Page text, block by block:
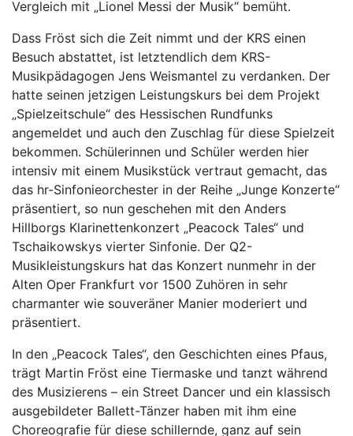
Vergleich mit „Lionel Messi der Musik“ bemüht.
Dass Fröst sich die Zeit nimmt und der KRS einen
Besuch abstattet, ist letztendlich dem KRS-
Musikpädagogen Jens Weismantel zu verdanken. Der
hatte seinen jetzigen Leistungskurs bei dem Projekt
„Spielzeitschule“ des Hessischen Rundfunks
angemeldet und auch den Zuschlag für diese Spielzeit
bekommen. Schülerinnen und Schüler werden hier
intensiv mit einem Musikstück vertraut gemacht, das
das hr-Sinfonieorchester in der Reihe „Junge Konzerte“
präsentiert, so nun geschehen mit den Anders
Hillborgs Klarinettenkonzert „Peacock Tales“ und
Tschaikowskys vierter Sinfonie. Der Q2-
Musikleistungskurs hat das Konzert nunmehr in der
Alten Oper Frankfurt vor 1500 Zuhören in sehr
charmanter wie souveräner Manier moderiert und
präsentiert.
In den „Peacock Tales“, den Geschichten eines Pfaus,
trägt Martin Fröst eine Tiermaske und tanzt während
des Musizierens – ein Street Dancer und ein klassisch
ausgebildeter Ballett-Tänzer haben mit ihm eine
Choreografie für diese schillernde, ganz auf sein